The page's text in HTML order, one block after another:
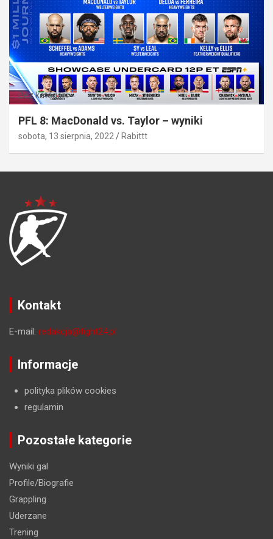
Bez kategorii
PFL 8: MacDonald vs. Taylor – wyniki
sobota, 13 sierpnia, 2022 Rabittt
Kontakt
E-mail: redakcja@fight24.pl
Informacje
polityka plików cookies
regulamin
Pozostałe kategorie
Wyniki gal
Profile/Biografie
Grappling
Uderzane
Trening